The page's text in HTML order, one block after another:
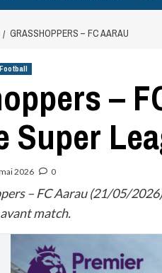
GRASSHOPPERS – FC AARAU
–
Super
2026 0
– FC Aarau (21/05/
match.